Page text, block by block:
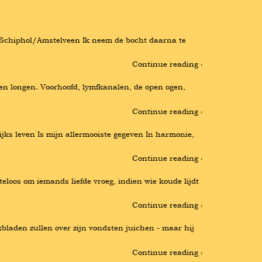
Amstelveen Ik neem de bocht daarna te
Continue reading ›
Voorhoofd, lymfkanalen, de open ogen,
Continue reading ›
leven Is mijn allermooiste gegeven In harmonie,
Continue reading ›
om iemands liefde vroeg, indien wie koude lijdt
Continue reading ›
zullen over zijn vondsten juichen - maar hij
Continue reading ›